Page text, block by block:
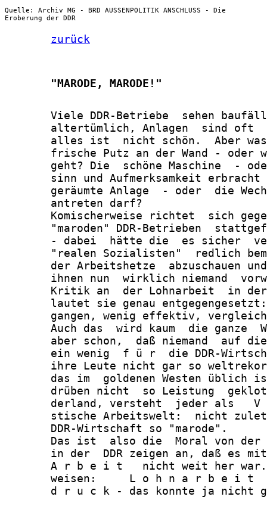
Quelle: Archiv MG - BRD AUSSENPOLITIK ANSCHLUSS - Die
Eroberung der DDR
zurück
       "MARODE, MARODE!"
Viele DDR-Betriebe  sehen
altertümlich, Anlagen  sind oft
alles ist  nicht schön.  Aber
frische Putz an der Wand - oder
geht? Die  schöne Maschine  -
sinn und Aufmerksamkeit
geräumte Anlage  - oder  die
       antreten darf?
Komischerweise richtet  sich
"maroden" DDR-Betrieben
- dabei  hätte die  es sicher
"realen Sozialisten"  redlich
der Arbeitshetze  abzuschauen
ihnen nun  wirklich niemand
Kritik an  der Lohnarbeit  in
lautet sie genau
gangen, wenig effektiv,
Auch das  wird kaum  die ganze
aber schon,  daß niemand  auf
ein wenig  f ü r  die DDR-
ihre Leute nicht gar so
das im  goldenen Westen üblich
drüben nicht  so Leistung
derland, versteht  jeder als
stische Arbeitswelt:  nicht
       DDR-Wirtschaft so "marode".
Das ist  also die  Moral von
in der  DDR zeigen an, daß es
A r b e i t   nicht weit her
weisen:     L o h n a r b e i t
d r u c k - das konnte ja nicht